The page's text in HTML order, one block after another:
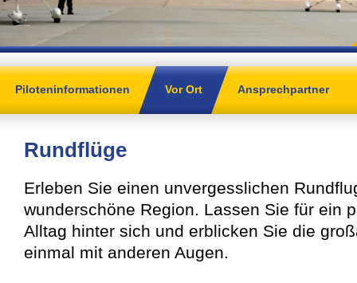
Piloteninformationen Vor Ort Ansprechpartner
Rundflüge
Erleben Sie einen unvergesslichen
wunderschöne Region. Lassen Sie für ein
Alltag hinter sich und erblicken Sie die
einmal mit anderen Augen.